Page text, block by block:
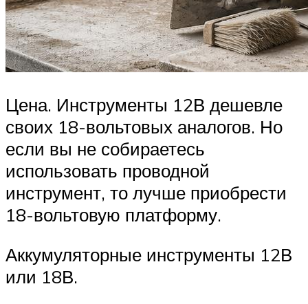
Цена. Инструменты 12В дешевле
своих 18-вольтовых аналогов. Но
если вы не собираетесь
использовать проводной
инструмент, то лучше приобрести
18-вольтовую платформу.
Аккумуляторные инструменты 12В
или 18В.